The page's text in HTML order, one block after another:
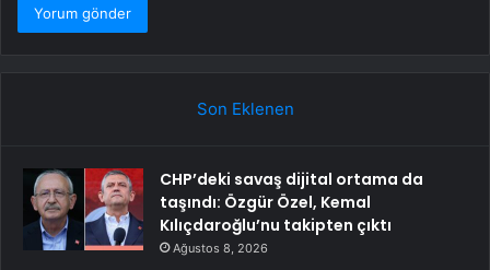
Son Eklenen
CHP’deki savaş dijital ortama da
taşındı: Özgür Özel, Kemal
Kılıçdaroğlu’nu takipten çıktı
Ağustos 8, 2026